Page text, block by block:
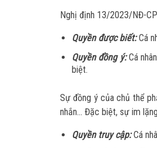
Nghị định 13/2023/NĐ-
Quyền được biết:Cá
Quyền đồng ý:Cá
biệt.
Sự đồng ý của chủ thể
nhắn… Đặc biệt, sự im
Quyền truy cập:Cá